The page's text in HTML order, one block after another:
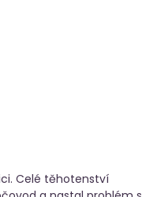
Celé těhotenství